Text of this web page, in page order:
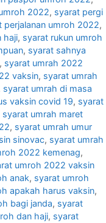
2022, syarat pergi
perjalanan umroh 2022,
haji, syarat rukun umroh
, syarat sahnya
, syarat umrah 2022
vaksin, syarat umrah
syarat umrah di masa
vaksin covid 19, syarat
syarat umrah maret
, syarat umrah umur
sinovac, syarat umrah
2022 kemenag,
umroh 2022 vaksin
anak, syarat umroh
apakah harus vaksin,
bagi janda, syarat
dan haji, syarat